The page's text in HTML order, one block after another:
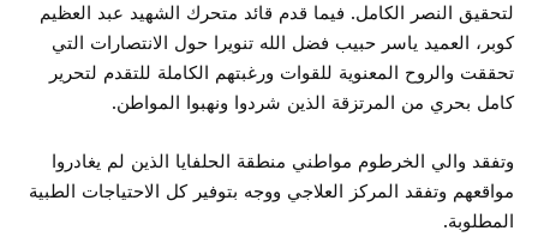
لتحقيق النصر الكامل. فيما قدم قائد متحرك الشهيد عبد العظيم
كوبر، العميد ياسر حبيب فضل الله تنويرا حول الانتصارات التي
تحققت والروح المعنوية للقوات ورغبتهم الكاملة للتقدم لتحرير
كامل بحري من المرتزقة الذين شردوا ونهبوا المواطن.
وتفقد والي الخرطوم مواطني منطقة الحلفايا الذين لم يغادروا
مواقعهم وتفقد المركز العلاجي ووجه بتوفير كل الاحتياجات الطبية
المطلوبة.